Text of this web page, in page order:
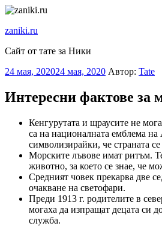
Перейти
содержимому
zaniki.ru
Сайт от тате за Ники
Опубликовано
24 мая, 202024 мая, 2020 Автор: Tate
Интересни фактове за
Кенгурутата и щраусите не
са на националната емблема на
символизирайки, че страната
Морските лъвове имат ритъм.
животно, за което се знае, че
Средният човек прекарва две
очакване на светофари.
Преди 1913 г. родителите в
могаха да изпращат децата си
служба.